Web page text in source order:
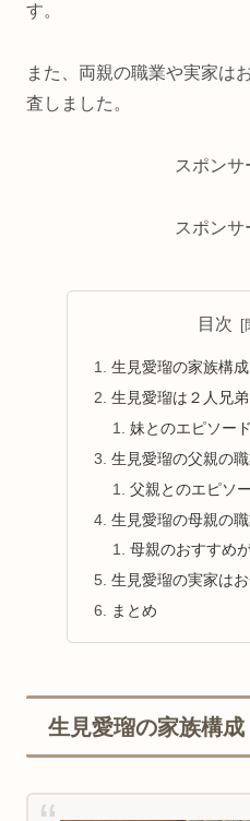
す。
また、両親の職業や実家は
査しました。
スポンサ
スポンサ
目次
生見愛瑠の家族構成
生見愛瑠は２人兄
妹とのエピソード
生見愛瑠の父親の
父親とのエピソ
生見愛瑠の母親の
母親のおすすめ
生見愛瑠の実家は
まとめ
生見愛瑠の家族構成